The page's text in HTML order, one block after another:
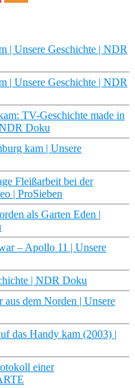
| Unsere Geschichte | NDR
| Unsere Geschichte | NDR
TV-Geschichte made in
Doku
kam | Unsere
Fleißarbeit bei der
| ProSieben
als Garten Eden |
– Apollo 11 | Unsere
| NDR Doku
aus dem Norden | Unsere
das Handy kam (2003) |
einer